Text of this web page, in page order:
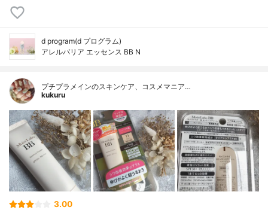
d program(d プログラム)
アレルバリア エッセンス BB N
プチプラメインのスキンケア、コスメマニア…
kukuru
3.00